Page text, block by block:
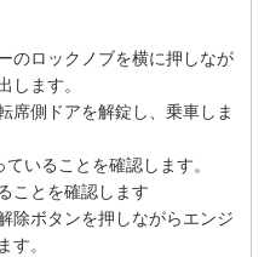
のロックノブを横に押しなが
します。
席側ドアを解錠し、乗車しま
いることを確認します。
ことを確認します
除ボタンを押しながらエンジ
す。